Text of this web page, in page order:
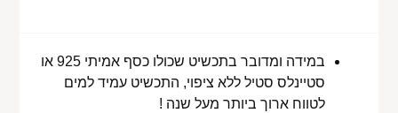
במידה ומדובר בתכשיט שכולו כסף אמיתי 925 או
סטיינלס סטיל ללא ציפוי, התכשיט עמיד למים
לטווח ארוך ביותר מעל שנה !